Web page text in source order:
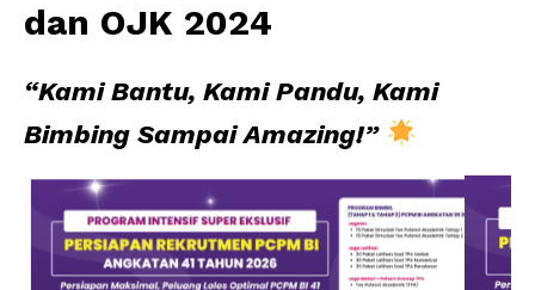
dan OJK 2024
“Kami Bantu, Kami Pandu, Kami
Bimbing Sampai Amazing!”